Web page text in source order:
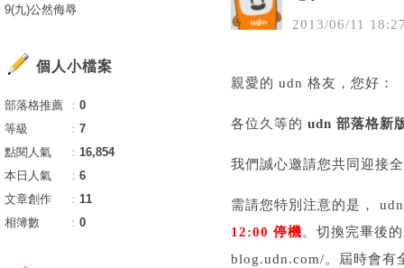
2013/06/11 18:
親愛的 udn 格友，您好：
各位久等的 udn 部落格新
我們誠心邀請您共同迎接
需請您特別注意的是，
12:00 停機。切換完畢後
blog.udn.com/。屆時會有
9(九)公然侮辱
個人小檔案
部落格推薦 ： 0
等級
： 7
點閱人氣
： 16,854
本日人氣
： 6
文章創作
： 11
相簿數
： 0